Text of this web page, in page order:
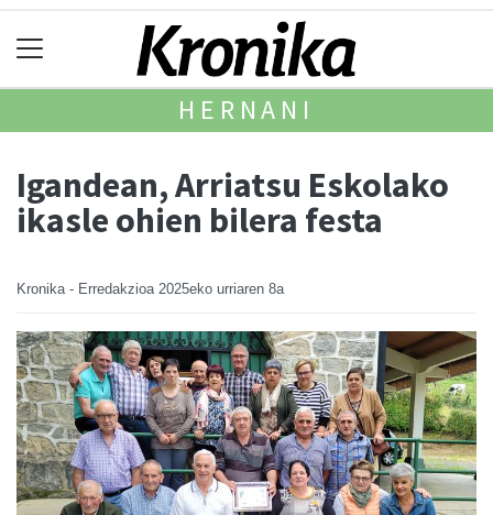
HERNANI
Igandean, Arriatsu Eskolako
ikasle ohien bilera festa
Kronika - Erredakzioa 2025eko urriaren 8a